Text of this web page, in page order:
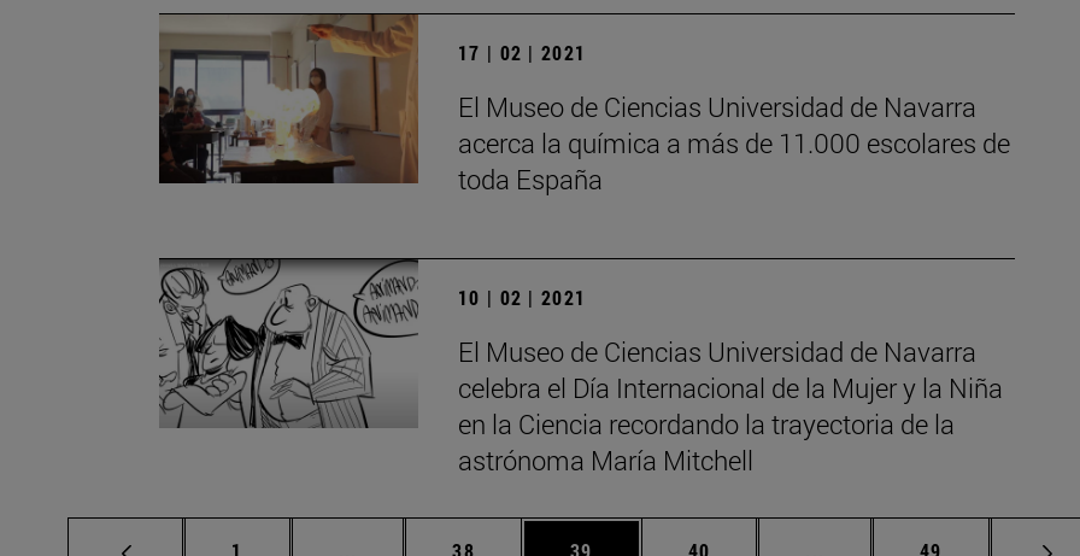
17 | 02 | 2021
El Museo de Ciencias Universidad de Navarra
acerca la química a más de 11.000 escolares de
toda España
10 | 02 | 2021
El Museo de Ciencias Universidad de Navarra
celebra el Día Internacional de la Mujer y la Niña
en la Ciencia recordando la trayectoria de la
astrónoma María Mitchell
Página
1 Páginas intermedias Use TAB para desplazarse.
Página
38 Página
39 Página
40 Páginas intermedias Use
Página
49